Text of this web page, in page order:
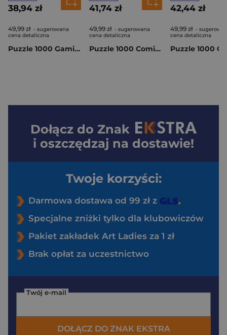
38,94 zł
49,99 zł - sugerowana
cena detaliczna
Puzzle 1000 Gaming World of Warcraft Dragonflight Alexstrasza
41,74 zł
49,99 zł - sugerowana
cena detaliczna
Puzzle 1000 Comic Thorgal The Archers Łucznicy
42,44 zł
49,99 zł -
cena detaliczna
Dołącz do Znak
i oszczędzaj na dostawie!
Twoje korzyści:
Darmowa dostawa od 99 zł z
Specjalne zniżki tylko dla klubowiczów
Pakiet zakładek Art Ladies za 1 zł
Brak opłat za uczestnictwo
Twój e-mail
DOŁĄCZ DO ZNAK EKSTRA